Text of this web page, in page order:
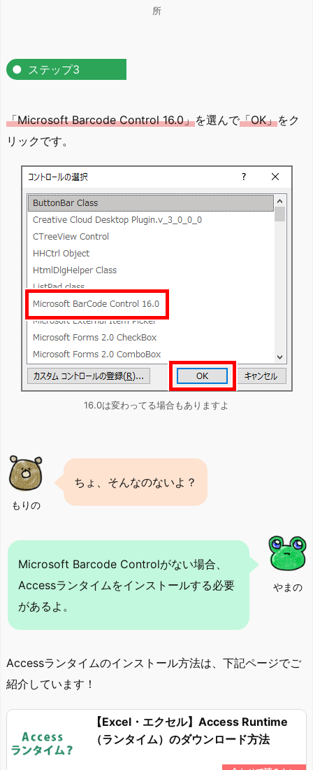
所
ステップ3
「Microsoft Barcode Control 16.0」を選んで「OK」をク
リックです。
16.0は変わってる場合もありますよ
もりの
ちょ、そんなのないよ？
やまの
Microsoft Barcode Controlがない場合、
Accessランタイムをインストールする必要
があるよ。
Accessランタイムのインストール方法は、下記ページでご
紹介しています！
【Excel・エクセル】Access Runtime
（ランタイム）のダウンロード方法